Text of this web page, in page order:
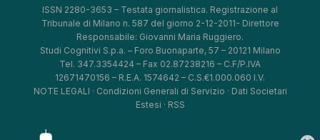
ISSN 2280-3653 – Testata giornalistica. Registrazione al
Tribunale di Milano n. 587 del giorno 2-12-2011- Direttore
Responsabile: Giovanni Maria Ruggiero.
Studi Cognitivi S.p.a. – Foro Buonaparte, 57 – 20121 Milano
Tel. 347.3354424 – Fax 02.87238216 – C.F/P.IVA
12671470156 – R.E.A. 1574642 – C.S.€1.000.060 I.V.
NOTE LEGALI · Condizioni Generali di Servizio · Dati Societari
Estesi · RSS